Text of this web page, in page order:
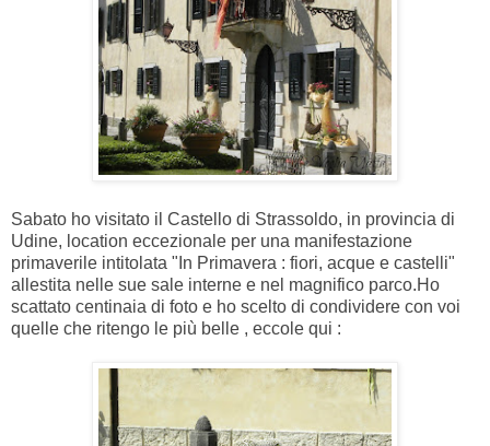
Sabato ho visitato il Castello di Strassoldo, in provincia di
Udine, location eccezionale per una manifestazione
primaverile intitolata "In Primavera : fiori, acque e castelli"
allestita nelle sue sale interne e nel magnifico parco.Ho
scattato centinaia di foto e ho scelto di condividere con voi
quelle che ritengo le più belle , eccole qui :